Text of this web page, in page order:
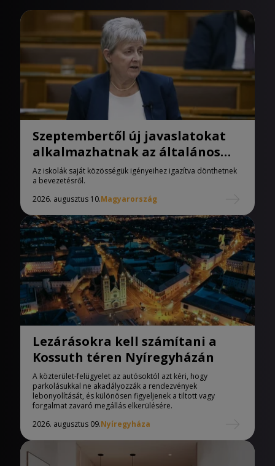
Szeptembertől új javaslatokat
alkalmazhatnak az általános
iskolák
Az iskolák saját közösségük igényeihez igazítva dönthetnek
a bevezetésről.
2026. augusztus 10.Magyarország
Lezárásokra kell számítani a
Kossuth téren Nyíregyházán
A közterület-felügyelet az autósoktól azt kéri, hogy
parkolásukkal ne akadályozzák a rendezvények
lebonyolítását, és különösen figyeljenek a tiltott vagy
forgalmat zavaró megállás elkerülésére.
2026. augusztus 09.Nyíregyháza